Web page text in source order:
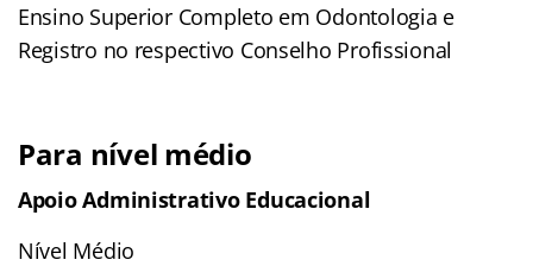
Ensino Superior Completo em Odontologia e
Registro no respectivo Conselho Profissional
Para nível médio
Apoio Administrativo Educacional
Nível Médio